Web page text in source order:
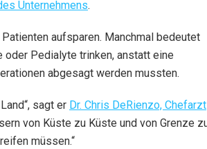
Unternehmens.
aufsparen. Manchmal bedeutet
oder Pedialyte trinken, anstatt eine
abgesagt werden mussten.
sagt er Dr. Chris DeRienzo, Chefarzt
von Küste zu Küste und von Grenze
müssen.“